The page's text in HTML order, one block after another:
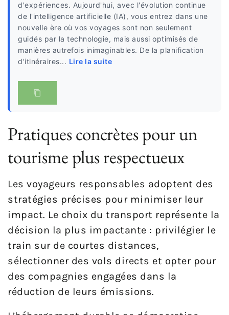
d'expériences. Aujourd'hui, avec l'évolution continue
de l'intelligence artificielle (IA), vous entrez dans une
nouvelle ère où vos voyages sont non seulement
guidés par la technologie, mais aussi optimisés de
manières autrefois inimaginables. De la planification
d'itinéraires... Lire la suite
Pratiques concrètes pour un
tourisme plus respectueux
Les voyageurs responsables adoptent des
stratégies précises pour minimiser leur
impact. Le choix du transport représente la
décision la plus impactante : privilégier le
train sur de courtes distances,
sélectionner des vols directs et opter pour
des compagnies engagées dans la
réduction de leurs émissions.